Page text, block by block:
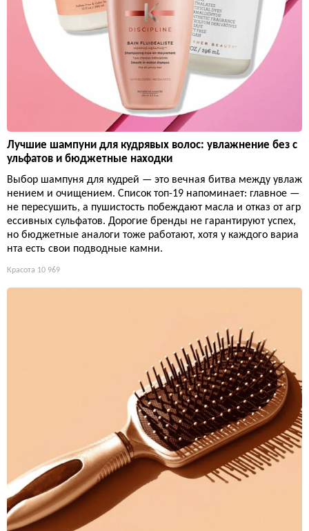
Лучшие шампуни для кудрявых волос: увлажнение без с
ульфатов и бюджетные находки
Выбор шампуня для кудрей — это вечная битва между увлаж
нением и очищением. Список топ-19 напоминает: главное —
не пересушить, а пушистость побеждают масла и отказ от агр
ессивных сульфатов. Дорогие бренды не гарантируют успех,
но бюджетные аналоги тоже работают, хотя у каждого вариа
нта есть свои подводные камни.
Красота 10 969